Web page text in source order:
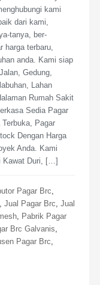
kami
dari kami,
tanya, ber-
harga terbaru,
anda. Kami siap
Gedung,
Lahan
Rumah Sakit
Sedia Pagar
Pagar
Dengan Harga
Anda. Kami
Kawat Duri, […]
Pagar Brc
Jual Pagar Brc Jual
,
Pabrik Pagar
Brc Galvanis
Pagar Brc